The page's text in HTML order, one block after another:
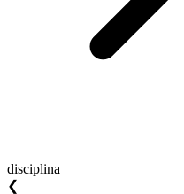
disciplina
❮